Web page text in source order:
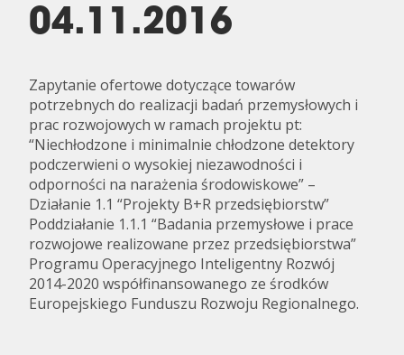
04.11.2016
Zapytanie ofertowe dotyczące towarów
potrzebnych do realizacji badań przemysłowych i
prac rozwojowych w ramach projektu pt:
“Niechłodzone i minimalnie chłodzone detektory
podczerwieni o wysokiej niezawodności i
odporności na narażenia środowiskowe” –
Działanie 1.1 “Projekty B+R przedsiębiorstw”
Poddziałanie 1.1.1 “Badania przemysłowe i prace
rozwojowe realizowane przez przedsiębiorstwa”
Programu Operacyjnego Inteligentny Rozwój
2014-2020 współfinansowanego ze środków
Europejskiego Funduszu Rozwoju Regionalnego.